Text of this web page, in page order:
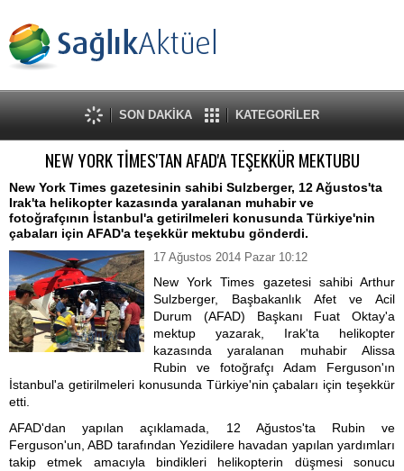
SON DAKİKA KATEGORİLER
NEW YORK TİMES'TAN AFAD'A TEŞEKKÜR MEKTUBU
New York Times gazetesinin sahibi Sulzberger, 12 Ağustos'ta
Irak'ta helikopter kazasında yaralanan muhabir ve
fotoğrafçının İstanbul'a getirilmeleri konusunda Türkiye'nin
çabaları için AFAD'a teşekkür mektubu gönderdi.
17 Ağustos 2014 Pazar 10:12
New York Times gazetesi sahibi Arthur
Sulzberger, Başbakanlık Afet ve Acil
Durum (AFAD) Başkanı Fuat Oktay'a
mektup yazarak, Irak'ta helikopter
kazasında yaralanan muhabir Alissa
Rubin ve fotoğrafçı Adam Ferguson'ın
İstanbul'a getirilmeleri konusunda Türkiye'nin çabaları için teşekkür
etti.
AFAD'dan yapılan açıklamada, 12 Ağustos'ta Rubin ve
Ferguson'un, ABD tarafından Yezidilere havadan yapılan yardımları
takip etmek amacıyla bindikleri helikopterin düşmesi sonucu